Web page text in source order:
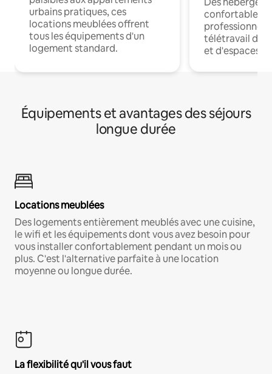
urbains pratiques, ces
locations meublées offrent
tous les équipements d'un
logement standard.
confortables
professionnels
télétravail
et d'espaces
Équipements et avantages des séjours
longue durée
Locations meublées
Des logements entièrement meublés avec une cuisine,
le wifi et les équipements dont vous avez besoin pour
vous installer confortablement pendant un mois ou
plus. C'est l'alternative parfaite à une location
moyenne ou longue durée.
La flexibilité qu'il vous faut